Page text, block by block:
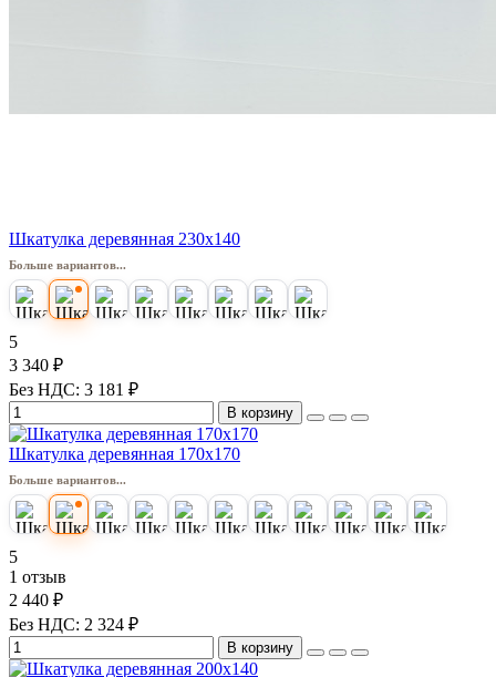
Шкатулка деревянная 230х140
Больше вариантов...
5
3 340 ₽
Без НДС: 3 181 ₽
В корзину
Шкатулка деревянная 170х170
Больше вариантов...
5
1 отзыв
2 440 ₽
Без НДС: 2 324 ₽
В корзину